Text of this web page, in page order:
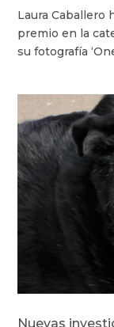
Laura Caballero
premio en la
su fotografía
Nuevas